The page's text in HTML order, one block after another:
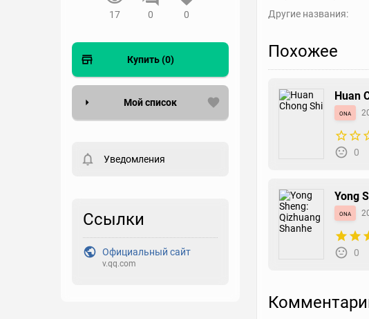
17 0 0
Купить (0)
Мой список
пользователи. Хотите
Закладка
Уведомления
Ссылки
Официальный сайт
v.qq.com
Другие названия:
Похожее
Huan
ona
0
Yong
ona
0